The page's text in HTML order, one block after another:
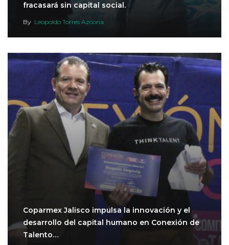
fracasará sin capital social.
By Leopoldo Torres Azcona
Coparmex Jalisco impulsa la innovación y el
desarrollo del capital humano en Conexión de
Talento…